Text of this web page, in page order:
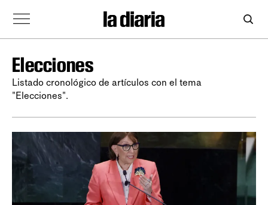
Elecciones
Listado cronológico de artículos con el tema
"Elecciones".